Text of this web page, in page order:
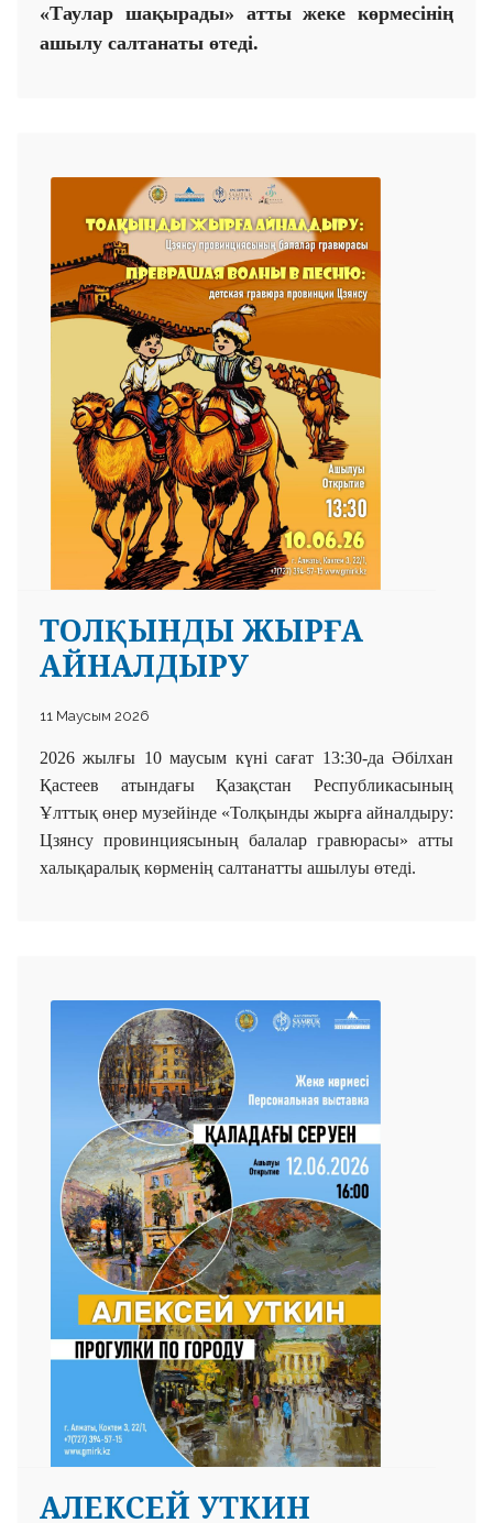
«Таулар шақырады» атты жеке көрмесінің
ашылу салтанаты өтеді.
ТОЛҚЫНДЫ ЖЫРҒА
АЙНАЛДЫРУ
11 Маусым 2026
2026 жылғы 10 маусым күні сағат 13:30-да Әбілхан
Қастеев атындағы Қазақстан Республикасының
Ұлттық өнер музейінде «Толқынды жырға айналдыру:
Цзянсу провинциясының балалар гравюрасы» атты
халықаралық көрменің салтанатты ашылуы өтеді.
АЛЕКСЕЙ УТКИН